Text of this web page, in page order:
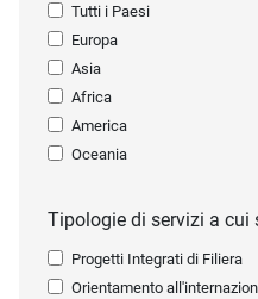
Tutti i Paesi
Europa
Asia
Africa
America
Oceania
Tipologie di servizi a cui
Progetti Integrati di Filiera
Orientamento